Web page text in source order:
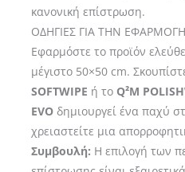
κανονική επίστρωση.
ΟΔΗΓΙΕΣ ΓΙΑ ΤΗΝ
Εφαρμόστε το προϊόν
μέγιστο 50×50 cm.
SOFTWIPE ή το Q²M
EVOδημιουργεί ένα παχύ
χρειαστείτε μια
Συμβουλή: Η επιλογή των